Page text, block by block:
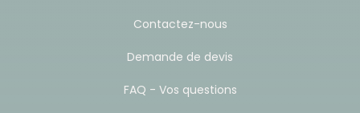
Contactez-nous
Demande de devis
FAQ - Vos questions